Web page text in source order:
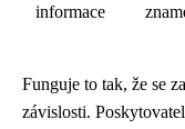
informace
Funguje to tak, že se
závislosti.